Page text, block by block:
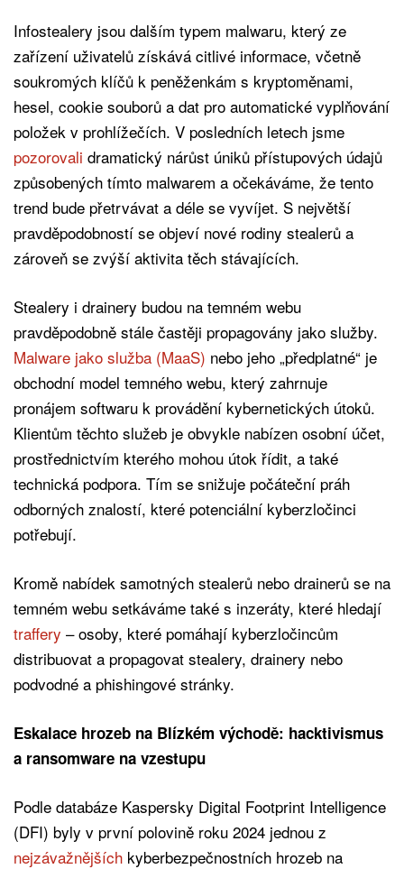
Infostealery jsou dalším typem malwaru, který ze
zařízení uživatelů získává citlivé informace, včetně
soukromých klíčů k peněženkám s kryptoměnami,
hesel, cookie souborů a dat pro automatické vyplňování
položek v prohlížečích. V posledních letech jsme
pozorovali dramatický nárůst úniků přístupových údajů
způsobených tímto malwarem a očekáváme, že tento
trend bude přetrvávat a déle se vyvíjet. S největší
pravděpodobností se objeví nové rodiny stealerů a
zároveň se zvýší aktivita těch stávajících.
Stealery i drainery budou na temném webu
pravděpodobně stále častěji propagovány jako služby.
Malware jako služba (MaaS) nebo jeho „předplatné“ je
obchodní model temného webu, který zahrnuje
pronájem softwaru k provádění kybernetických útoků.
Klientům těchto služeb je obvykle nabízen osobní účet,
prostřednictvím kterého mohou útok řídit, a také
technická podpora. Tím se snižuje počáteční práh
odborných znalostí, které potenciální kyberzločinci
potřebují.
Kromě nabídek samotných stealerů nebo drainerů se na
temném webu setkáváme také s inzeráty, které hledají
traffery – osoby, které pomáhají kyberzločincům
distribuovat a propagovat stealery, drainery nebo
podvodné a phishingové stránky.
Eskalace hrozeb na Blízkém východě: hacktivismus
a ransomware na vzestupu
Podle databáze Kaspersky Digital Footprint Intelligence
(DFI) byly v první polovině roku 2024 jednou z
nejzávažnějších kyberbezpečnostních hrozeb na